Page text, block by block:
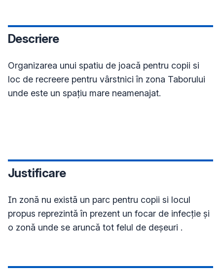
Descriere
Organizarea unui spatiu de joacă pentru copii si
loc de recreere pentru vârstnici în zona Taborului
unde este un spațiu mare neamenajat.
Justificare
In zonă nu există un parc pentru copii si locul
propus reprezintă în prezent un focar de infecție și
o zonă unde se aruncă tot felul de deșeuri .